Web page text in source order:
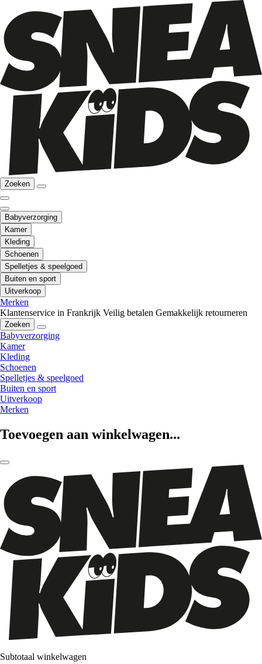
Zoeken
Babyverzorging
Kamer
Kleding
Schoenen
Spelletjes & speelgoed
Buiten en sport
Uitverkoop
Merken
Klantenservice in Frankrijk Veilig betalen Gemakkelijk retourneren
Zoeken
Babyverzorging
Kamer
Kleding
Schoenen
Spelletjes & speelgoed
Buiten en sport
Uitverkoop
Merken
Toevoegen aan winkelwagen...
Subtotaal winkelwagen